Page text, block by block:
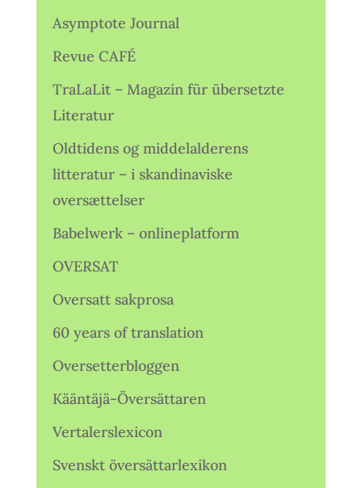
Asymptote Journal
Revue CAFÉ
TraLaLit – Magazin für übersetzte
Literatur
Oldtidens og middelalderens
litteratur – i skandinaviske
oversættelser
Babelwerk – onlineplatform
OVERSAT
Oversatt sakprosa
60 years of translation
Oversetterbloggen
Kääntäjä-Översättaren
Vertalerslexicon
Svenskt översättarlexikon